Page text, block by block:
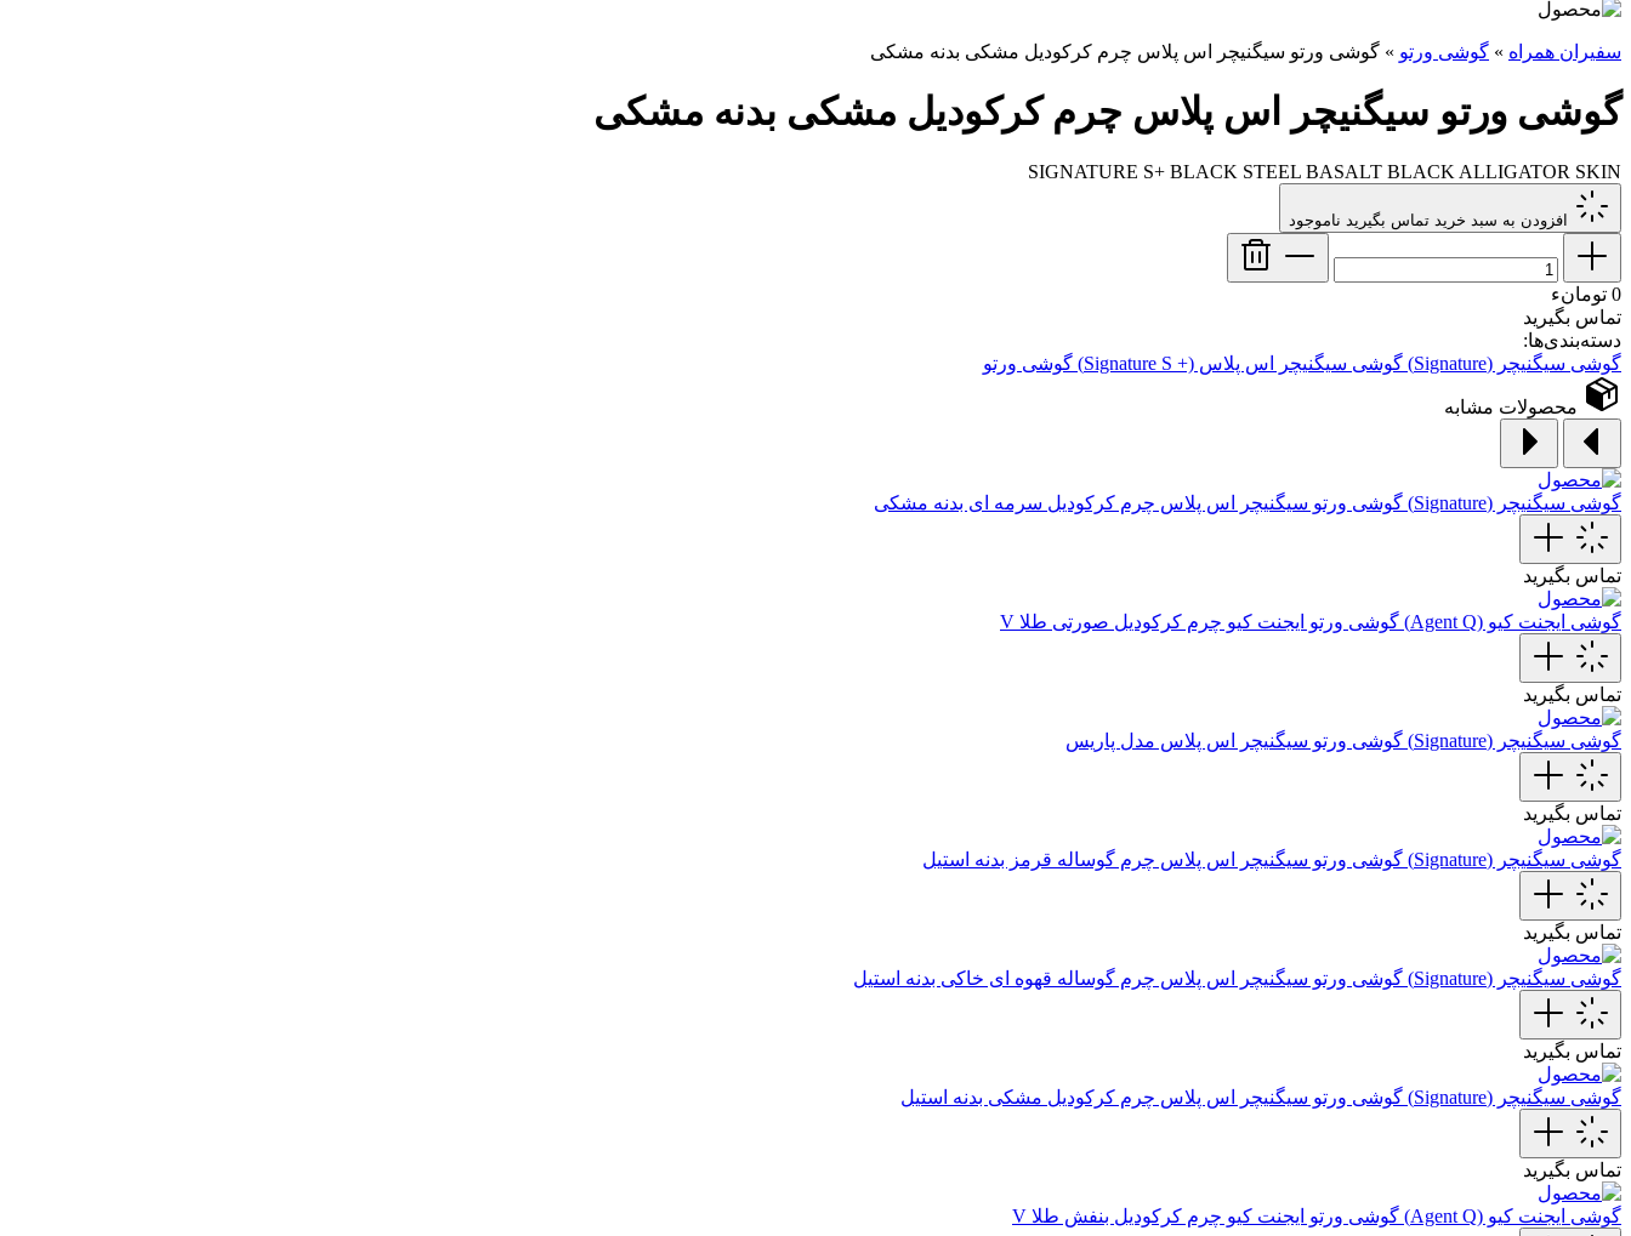
سفیران همراه » گوشی ورتو » گوشی ورتو سیگنیچر اس پلاس چرم کرکودیل مشکی بدنه مشکی
گوشی ورتو سیگنیچر اس پلاس چرم کرکودیل مشکی بدنه مشکی
SIGNATURE S+ BLACK STEEL BASALT BLACK ALLIGATOR SKIN
افزودن به سبد خرید تماس بگیرید ناموجود
0 تومانء
تماس بگیرید
دسته‌بندی‌ها:
گوشی سیگنیچر (Signature)
گوشی سیگنیچر اس پلاس (+ Signature S) گوشی ورتو
محصولات مشابه
گوشی سیگنیچر (Signature) گوشی ورتو سیگنیچر اس پلاس چرم کرکودیل سرمه ای بدنه مشکی
تماس بگیرید
گوشی ایجنت کیو (Agent Q) گوشی ورتو ایجنت کیو چرم کرکودیل صورتی طلا V
تماس بگیرید
گوشی سیگنیچر (Signature) گوشی ورتو سیگنیچر اس پلاس مدل پاریس
تماس بگیرید
گوشی سیگنیچر (Signature) گوشی ورتو سیگنیچر اس پلاس چرم گوساله قرمز بدنه استیل
تماس بگیرید
گوشی سیگنیچر (Signature) گوشی ورتو سیگنیچر اس پلاس چرم گوساله قهوه ای خاکی بدنه استیل
تماس بگیرید
گوشی سیگنیچر (Signature) گوشی ورتو سیگنیچر اس پلاس چرم کرکودیل مشکی بدنه استیل
تماس بگیرید
گوشی ایجنت کیو (Agent Q) گوشی ورتو ایجنت کیو چرم کرکودیل بنفش طلا V